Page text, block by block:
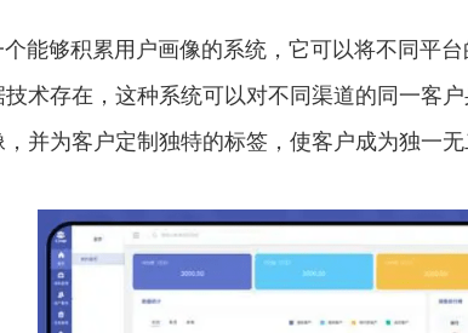
能够积累用户画像的系统，它可以将不同平
术存在，这种系统可以对不同渠道的同一客
并为客户定制独特的标签，使客户成为独一无